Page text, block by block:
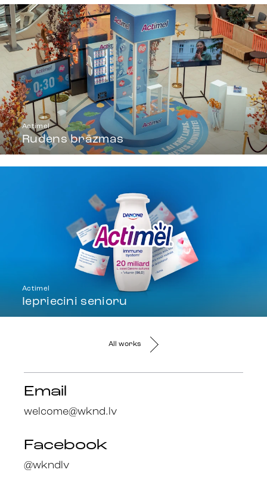
Actimel
Rudens brāzmas
Actimel
Iepriecini senioru
All works
Email
welcome@wknd.lv
Facebook
@wkndlv